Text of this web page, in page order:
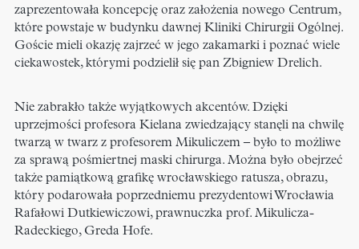
zaprezentowała koncepcję oraz założenia nowego Centrum,
które powstaje w budynku dawnej Kliniki Chirurgii Ogólnej.
Goście mieli okazję zajrzeć w jego zakamarki i poznać wiele
ciekawostek, którymi podzielił się pan Zbigniew Drelich.
Nie zabrakło także wyjątkowych akcentów. Dzięki
uprzejmości profesora Kielana zwiedzający stanęli na chwilę
twarzą w twarz z profesorem Mikuliczem – było to możliwe
za sprawą pośmiertnej maski chirurga. Można było obejrzeć
także pamiątkową grafikę wrocławskiego ratusza, obrazu,
który podarowała poprzedniemu prezydentowi Wrocławia
Rafałowi Dutkiewiczowi, prawnuczka prof. Mikulicza-
Radeckiego, Greda Hofe.